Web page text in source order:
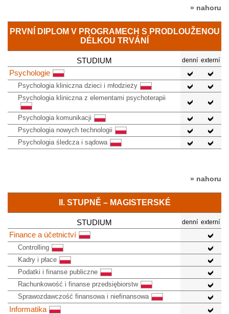
» nahoru
PRVNÍ DIPLOM V PROGRAMECH S PRODLOUŽENOU
DÉLKOU TRVÁNÍ
STUDIUM denní externí
Psychologie
Psychologia kliniczna dzieci i młodzieży
Psychologia kliniczna z elementami psychoterapii
Psychologia komunikacji
Psychologia nowych technologii
Psychologia śledcza i sądowa
» nahoru
II. STUPNĚ – MAGISTERSKÉ
STUDIUM denní externí
Finance a účetnictví
Controlling
Kadry i płace
Podatki i finanse publiczne
Rachunkowość i finanse przedsiębiorstw
Sprawozdawczość finansowa i niefinansowa
Informatika